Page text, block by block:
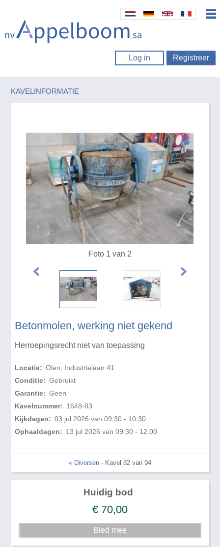
Log in Registreer
KAVELINFORMATIE
Betonmolen, werking niet gekend
Herroepingsrecht niet van toepassing
Locatie: Olen, Industrielaan 41
Conditie: Gebruikt
Garantie: Geen
Kavelnummer: 1648-83
Kijkdagen: 03 jul 2026 van 09:30 - 10:30
Ophaaldagen: 13 jul 2026 van 09:30 - 12:00
Foto 1 van 2
« Diversen - Kavel 82 van 94
Huidig bod
€ 70,00